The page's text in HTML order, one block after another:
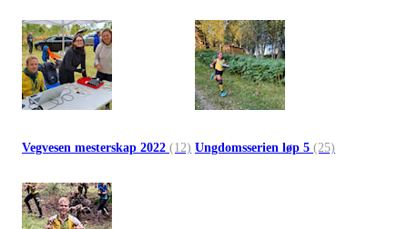
Vegvesen mesterskap 2022 (12) Ungdomsserien løp 5 (25)